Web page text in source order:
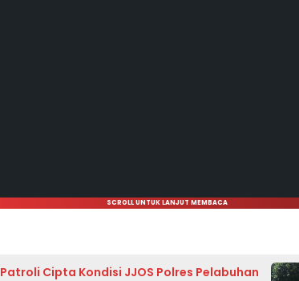
SCROLL UNTUK LANJUT MEMBACA
Patroli Cipta Kondisi JJOS Polres Pelabuhan